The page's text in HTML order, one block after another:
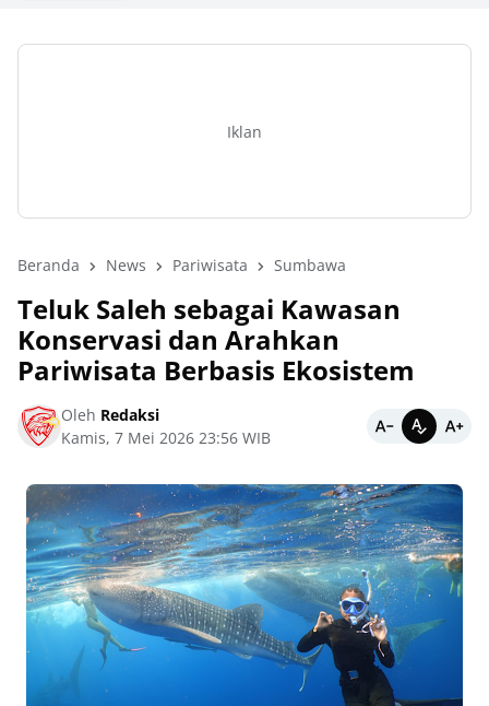
Iklan
Beranda News Pariwisata Sumbawa
Teluk Saleh sebagai Kawasan
Konservasi dan Arahkan
Pariwisata Berbasis Ekosistem
Oleh Redaksi
Kamis, 7 Mei 2026 23:56 WIB